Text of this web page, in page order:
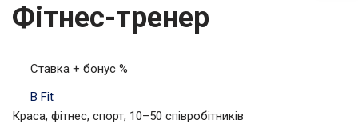
Фітнес-тренер
Ставка + бонус %
B Fit
Краса, фітнес, спорт; 10–50 співробітників